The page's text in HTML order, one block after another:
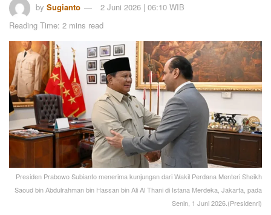
by Sugianto
2 Juni 2026 | 06:10 WIB
Reading Time: 2 mins read
Presiden Prabowo Subianto menerima kunjungan dari Wakil Perdana Menteri Sheikh
Saoud bin Abdulrahman bin Hassan bin Ali Al Thani di Istana Merdeka, Jakarta, pada
Senin, 1 Juni 2026.(Presidenri)